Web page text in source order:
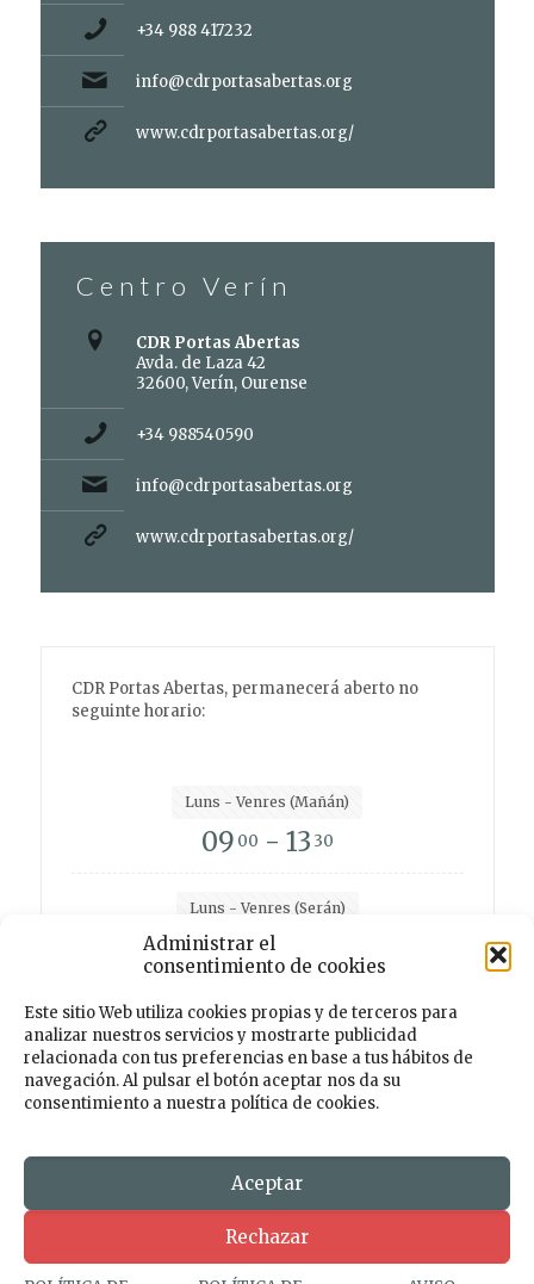
Administrar el
consentimiento de cookies
Este sitio Web utiliza cookies propias y de terceros para
analizar nuestros servicios y mostrarte publicidad
relacionada con tus preferencias en base a tus hábitos de
navegación. Al pulsar el botón aceptar nos da su
consentimiento a nuestra política de cookies.
Aceptar
Rechazar
+34 988 417232
info@cdrportasabertas.org
www.cdrportasabertas.org/
Centro Verín
CDR Portas Abertas
Avda. de Laza 42
32600, Verín, Ourense
+34 988540590
info@cdrportasabertas.org
www.cdrportasabertas.org/
CDR Portas Abertas, permanecerá aberto no
seguinte horario:
Luns - Venres (Mañán)
09 00 - 13 30
Luns - Venres (Serán)
1500- 19
Facebook Instagram Twitter TikTok
ABERTAS. Todos os dereitos reservados. Deseño e
Desenvolmemento